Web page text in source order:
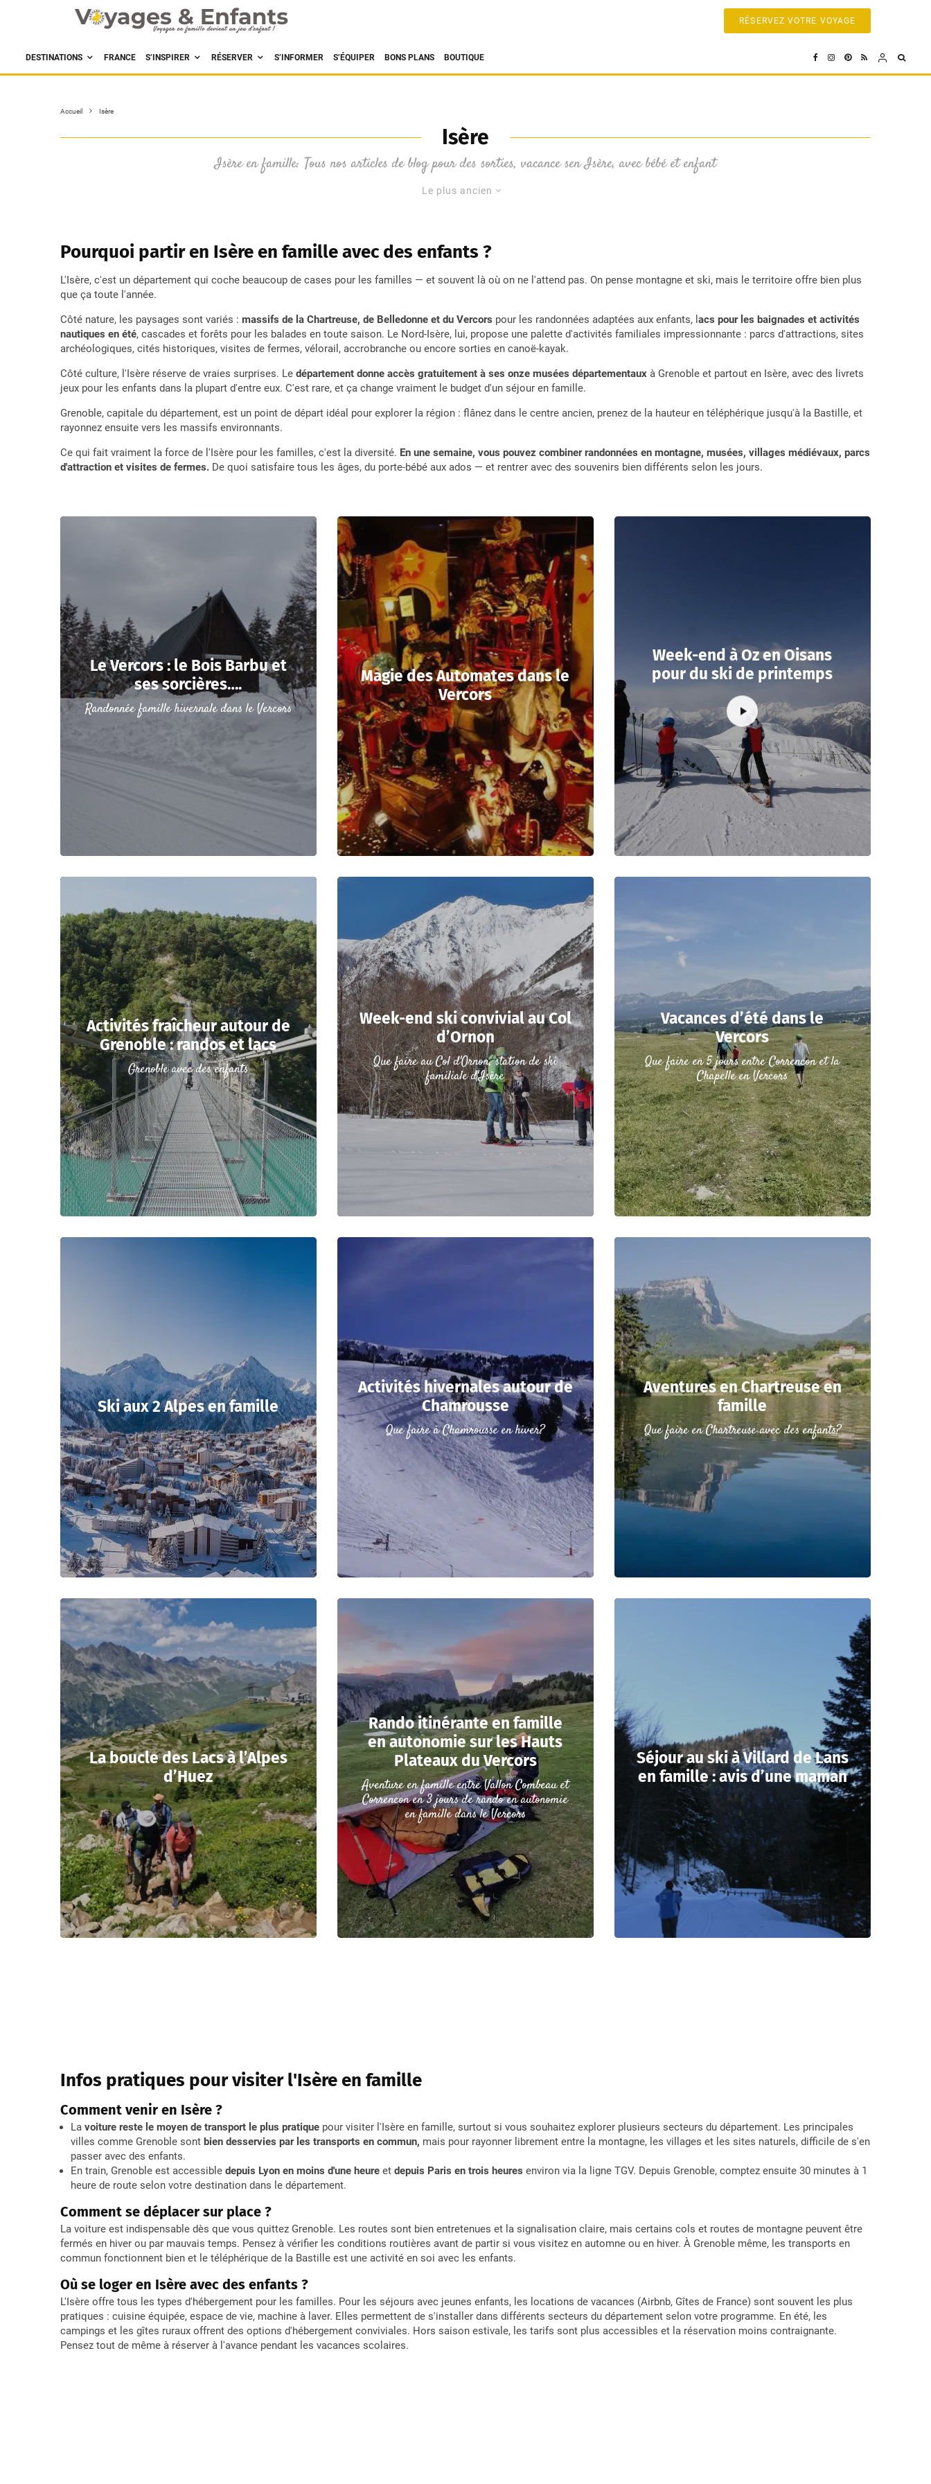
RÉSERVEZ VOTRE VOYAGE
DESTINATIONS FRANCE S’INSPIRER RÉSERVER S’INFORMER S’ÉQUIPER BONS PLANS BOUTIQUE
Accueil Isère
Isère
Isère en famille: Tous nos articles de blog pour des sorties, vacance sen Isère, avec bébé et enfant
Le plus ancien
Pourquoi partir en Isère en famille avec des enfants ?
L'Isère, c'est un département qui coche beaucoup de cases pour les familles — et souvent là où on ne l'attend pas. On pense montagne et ski, mais le territoire offre bien plus
que ça toute l'année.
Côté nature, les paysages sont variés : massifs de la Chartreuse, de Belledonne et du Vercors pour les randonnées adaptées aux enfants, l acs pour les baignades et activités
nautiques en été, cascades et forêts pour les balades en toute saison. Le Nord-Isère, lui, propose une palette d'activités familiales impressionnante : parcs d'attractions, sites
archéologiques, cités historiques, visites de fermes, vélorail, accrobranche ou encore sorties en canoë-kayak.
Côté culture, l'Isère réserve de vraies surprises. Le département donne accès gratuitement à ses onze musées départementaux à Grenoble et partout en Isère, avec des livrets
jeux pour les enfants dans la plupart d'entre eux. C'est rare, et ça change vraiment le budget d'un séjour en famille.
Grenoble, capitale du département, est un point de départ idéal pour explorer la région : flânez dans le centre ancien, prenez de la hauteur en téléphérique jusqu'à la Bastille, et
rayonnez ensuite vers les massifs environnants.
Ce qui fait vraiment la force de l'Isère pour les familles, c'est la diversité. En une semaine, vous pouvez combiner randonnées en montagne, musées, villages médiévaux, parcs
d'attraction et visites de fermes. De quoi satisfaire tous les âges, du porte-bébé aux ados — et rentrer avec des souvenirs bien différents selon les jours.
Le Vercors : le Bois Barbu et
ses sorcières….
Randonnée famille hivernale dans le Vercors
Magie des Automates dans le
Vercors
Week-end à Oz en Oisans
pour du ski de printemps
Activités fraîcheur autour de
Grenoble : randos et lacs
Grenoble avec des enfants
Week-end ski convivial au Col
d’Ornon
Que faire au Col d'Ornon, station de ski
familiale d'Isère
Vacances d’été dans le
Vercors
Que faire en 5 jours entre Correncon et la
Chapelle en Vercors
Ski aux 2 Alpes en famille
Activités hivernales autour de
Chamrousse
Que faire à Chamrousse en hiver?
Aventures en Chartreuse en
famille
Que faire en Chartreuse avec des enfants?
La boucle des Lacs à l’Alpes
d’Huez
Rando itinérante en famille
en autonomie sur les Hauts
Plateaux du Vercors
Aventure en famille entre Vallon Combeau et
Correncon en 3 jours de rando en autonomie
en famille dans le Vercors
Séjour au ski à Villard de Lans
en famille : avis d’une maman
Infos pratiques pour visiter l'Isère en famille
Comment venir en Isère ?
La voiture reste le moyen de transport le plus pratique pour visiter l'Isère en famille, surtout si vous souhaitez explorer plusieurs secteurs du département. Les principales
villes comme Grenoble sont bien desservies par les transports en commun, mais pour rayonner librement entre la montagne, les villages et les sites naturels, difficile de s'en
passer avec des enfants.
En train, Grenoble est accessible depuis Lyon en moins d'une heure et depuis Paris en trois heures environ via la ligne TGV. Depuis Grenoble, comptez ensuite 30 minutes à 1
heure de route selon votre destination dans le département.
Comment se déplacer sur place ?
La voiture est indispensable dès que vous quittez Grenoble. Les routes sont bien entretenues et la signalisation claire, mais certains cols et routes de montagne peuvent être
fermés en hiver ou par mauvais temps. Pensez à vérifier les conditions routières avant de partir si vous visitez en automne ou en hiver. À Grenoble même, les transports en
commun fonctionnent bien et le téléphérique de la Bastille est une activité en soi avec les enfants.
Où se loger en Isère avec des enfants ?
L'Isère offre tous les types d'hébergement pour les familles. Pour les séjours avec jeunes enfants, les locations de vacances (Airbnb, Gîtes de France) sont souvent les plus
pratiques : cuisine équipée, espace de vie, machine à laver. Elles permettent de s'installer dans différents secteurs du département selon votre programme. En été, les
campings et les gîtes ruraux offrent des options d'hébergement conviviales. Hors saison estivale, les tarifs sont plus accessibles et la réservation moins contraignante.
Pensez tout de même à réserver à l'avance pendant les vacances scolaires.